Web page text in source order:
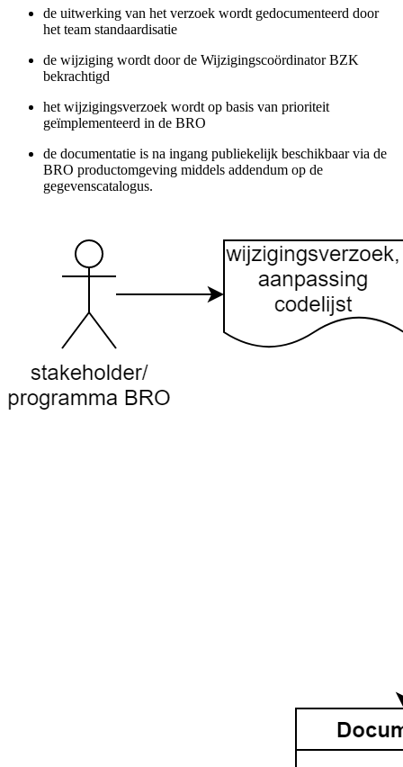
de uitwerking van het verzoek wordt gedocumenteerd door
het team standaardisatie
de wijziging wordt door de Wijzigingscoördinator BZK
bekrachtigd
het wijzigingsverzoek wordt op basis van prioriteit
geïmplementeerd in de BRO
de documentatie is na ingang publiekelijk beschikbaar via de
BRO productomgeving middels addendum op de
gegevenscatalogus.